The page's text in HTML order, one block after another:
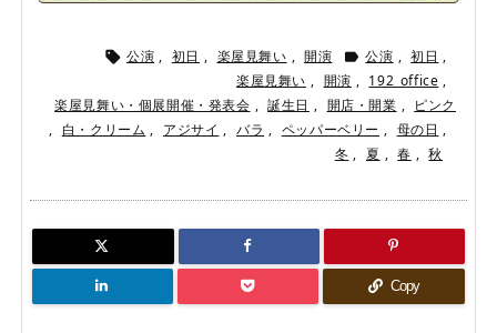
 公演 , 初日 , 楽屋見舞い , 開演  公演 , 初日 ,
楽屋見舞い , 開演 , 192_office ,
楽屋見舞い・個展開催・発表会 , 誕生日 , 開店・開業 , ピンク
, 白・クリーム , アジサイ , バラ , ペッパーベリー , 母の日 ,
冬 , 夏 , 春 , 秋
Copy